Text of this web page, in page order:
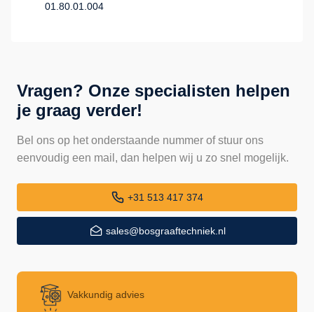
01.80.01.004
Vragen? Onze specialisten helpen
je graag verder!
Bel ons op het onderstaande nummer of stuur ons
eenvoudig een mail, dan helpen wij u zo snel mogelijk.
+31 513 417 374
sales@bosgraaftechniek.nl
Vakkundig advies